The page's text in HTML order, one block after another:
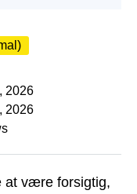
2026
2026
at være forsigtig,